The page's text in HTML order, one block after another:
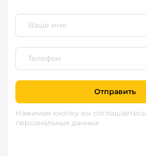
Отправить
Нажимая кнопку вы соглашаетесь
персональных данных